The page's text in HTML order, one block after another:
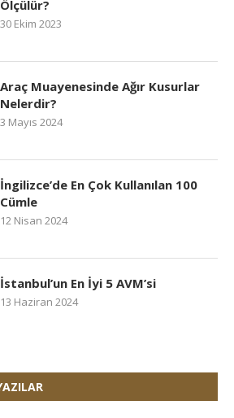
Ölçülür?
30 Ekim 2023
Araç Muayenesinde Ağır Kusurlar
Nelerdir?
3 Mayıs 2024
İngilizce’de En Çok Kullanılan 100
Cümle
12 Nisan 2024
İstanbul’un En İyi 5 AVM’si
13 Haziran 2024